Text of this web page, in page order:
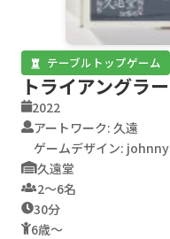
テーブルトップゲーム
トライアングラー
2022
アートワーク: 久遠
ゲームデザイン: johnny
久遠堂
2〜6名
30分
6歳〜